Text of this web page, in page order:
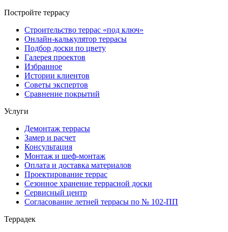
Постройте террасу
Строительство террас «под ключ»
Онлайн-калькулятор террасы
Подбор доски по цвету
Галерея проектов
Избранное
Истории клиентов
Советы экспертов
Сравнение покрытий
Услуги
Демонтаж террасы
Замер и расчет
Консультация
Монтаж и шеф-монтаж
Оплата и доставка материалов
Проектирование террас
Сезонное хранение террасной доски
Сервисный центр
Согласование летней террасы по № 102-ПП
Террадек